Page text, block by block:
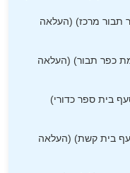
- 65 (כפר תבור מרכז) (העלאה
- 65 (צומת כפר תבור) (העלאה
- 65 (מסעף בית ספר כדורי)
- 65 (מסעף בית קשת) (העלאה